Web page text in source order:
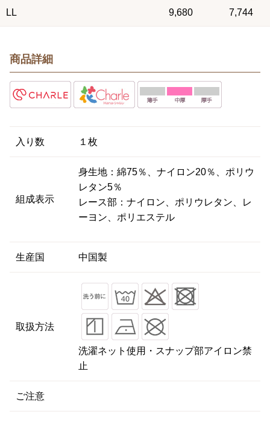
LL 9,680 7,744
商品詳細
入り数 １枚
組成表示
身生地：綿75％、ナイロン20％、ポリウ
レタン5％
レース部：ナイロン、ポリウレタン、レ
ーヨン、ポリエステル
生産国 中国製
取扱方法
洗濯ネット使用・スナップ部アイロン禁
止
ご注意